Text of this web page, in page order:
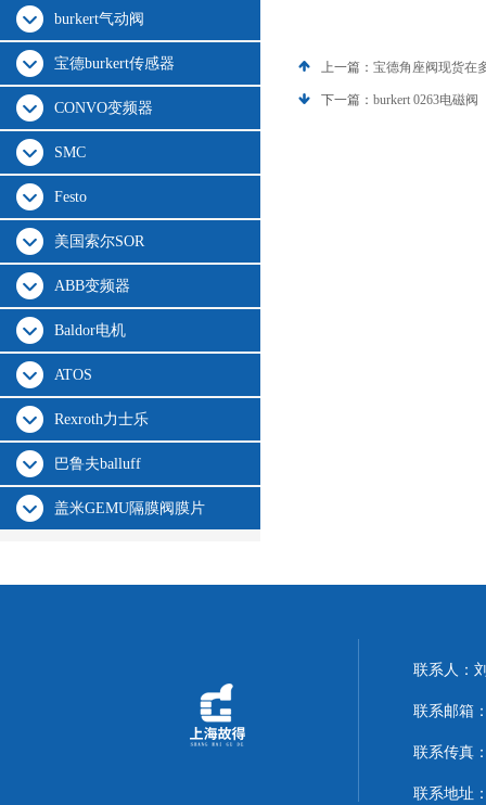
burkert气动阀
宝德burkert传感器
CONVO变频器
SMC
Festo
美国索尔SOR
ABB变频器
Baldor电机
ATOS
Rexroth力士乐
巴鲁夫balluff
盖米GEMU隔膜阀膜片
上一篇： 宝德角座阀现货在
下一篇： burkert 0263电磁阀
联系人：
联系邮箱
联系传真
联系地址